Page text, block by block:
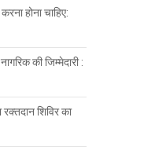
होना चाहिए:
की जिम्मेदारी :
शिविर का